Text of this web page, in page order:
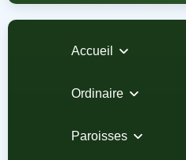
Accueil
Ordinaire
Paroisses